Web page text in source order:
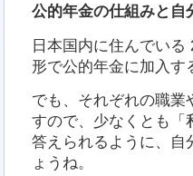
公的年金の仕組みと自
日本国内に住んでい
形で公的年金に加入す
でも、それぞれの職業
すので、少なくとも「
答えられるように、自
ょうね。